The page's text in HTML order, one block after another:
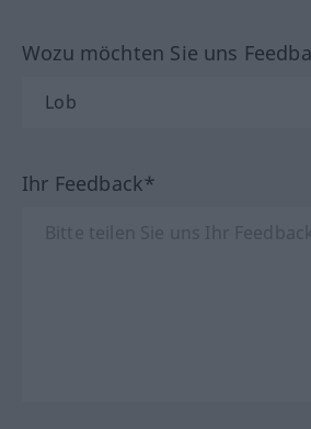
Wozu möchten Sie uns
Ihr Feedback*